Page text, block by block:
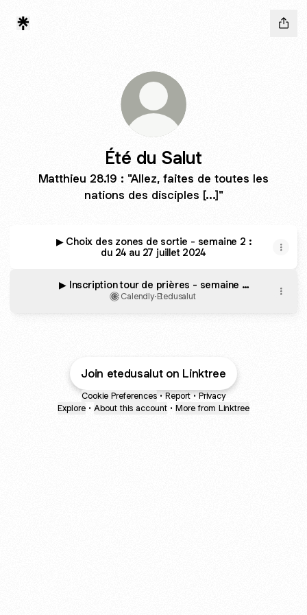
Été du Salut
Matthieu 28.19 : "Allez, faites de toutes les
nations des disciples [...]"
▶ Choix des zones de sortie - semaine 2 :
du 24 au 27 juillet 2024
▶ Inscription tour de prières - semaine 3
(Lundi 29 juillet 00h00 au Mercredi 31
Calendly·Etedusalut
Join etedusalut on Linktree
Cookie Preferences • Report • Privacy
Explore • About this account • More from Linktree